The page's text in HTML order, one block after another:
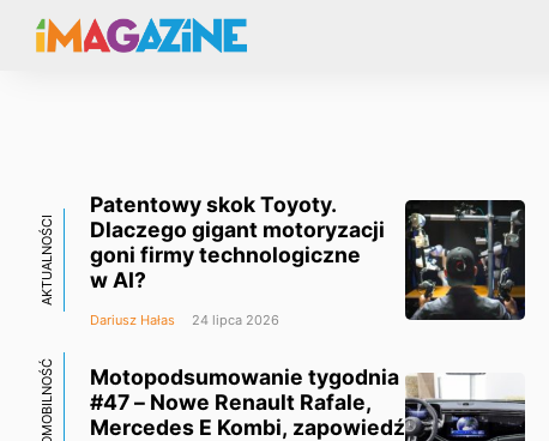
AKTUALNOŚCI
Patentowy skok Toyoty.
Dlaczego gigant motoryzacji
goni firmy technologiczne
w AI?
Dariusz Hałas 24 lipca 2026
Motopodsumowanie tygodnia
#47 – Nowe Renault Rafale,
Mercedes E Kombi, zapowiedź